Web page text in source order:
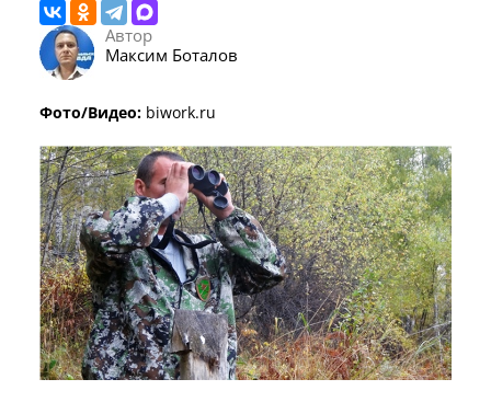
Автор
Максим Боталов
Фото/Видео: biwork.ru